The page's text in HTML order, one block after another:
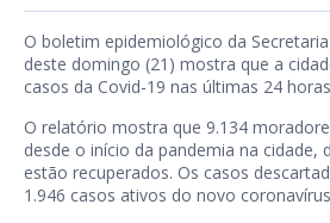
O boletim epidemiológico da
deste domingo (21) mostra que a
casos da Covid-19 nas últimas 24
O relatório mostra que 9.134
desde o início da pandemia na cidade,
estão recuperados. Os casos
1.946 casos ativos do novo